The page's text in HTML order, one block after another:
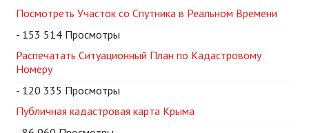
Посмотреть Участок со Спутника в Реальном Времени
- 153 514 Просмотры
Распечатать Ситуационный План по Кадастровому
Номеру
- 120 335 Просмотры
Публичная кадастровая карта Крыма